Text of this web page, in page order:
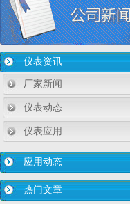
仪表资讯
厂家新闻
仪表动态
仪表应用
应用动态
热门文章